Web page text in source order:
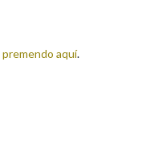
premendo aquí.